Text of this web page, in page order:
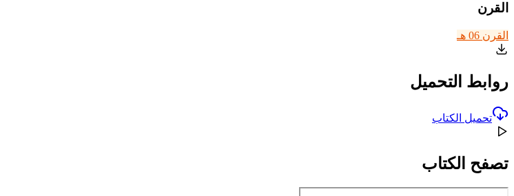
القرن
القرن 06 هـ
روابط التحميل
تحميل الكتاب
تصفح الكتاب